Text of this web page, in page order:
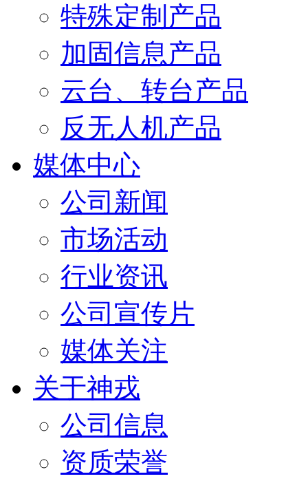
特殊定制产品
加固信息产品
云台、转台产品
反无人机产品
媒体中心
公司新闻
市场活动
行业资讯
公司宣传片
媒体关注
关于神戎
公司信息
资质荣誉